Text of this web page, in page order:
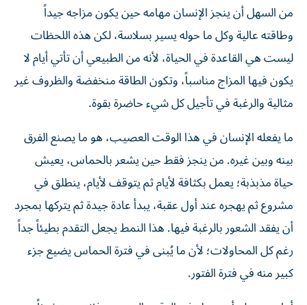
من السهل أن ينجز الإنسان مهامه حين يكون مزاجه جيداً
وطاقته عالية وكل ما حوله يسير بسلاسة، لكن هذه اللحظات
ليست هي القاعدة في الحياة، لأنه من الطبيعي أن تأتي أيام لا
يكون فيها المزاج مناسباً، وتكون الطاقة منخفضة والظروف غير
مثالية والرغبة في تأجيل كل شيء حاضرة بقوة.
ما يفعله الإنسان في هذا الوقت العصيب، هو ما يصنع الفرق
بينه وبين غيره. من ينجز فقط حين يشعر بالحماس، يعيش
حياة مذبذبة؛ يعمل بكثافة لأيام ثم يتوقف لأيام، ينطلق في
مشروع ثم يهجره عند أول عقبة، يبدأ عادة جيدة ثم يتركها بمجرد
أن يفقد الشعور بالرغبة فيها. هذا النمط يجعل التقدم بطيئاً جداً
رغم كل المحاولات؛ لأن ما يُبنى في فترة الحماس يضيع جزء
كبير منه في فترة الفتور.